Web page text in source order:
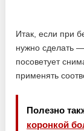
Итак, если при
нужно сделать
посоветует
применять
Полезно
коронкой